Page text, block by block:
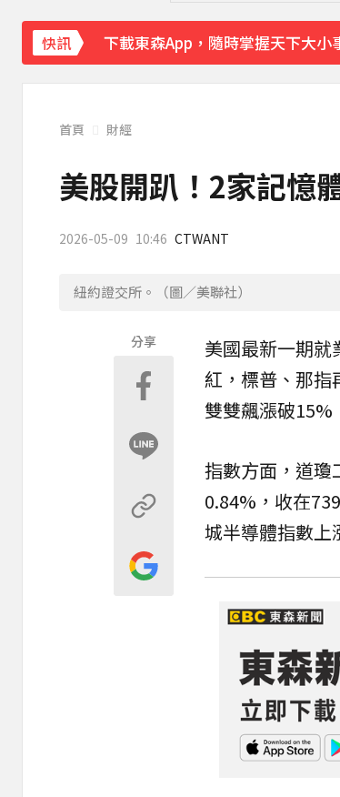
快訊
下載東森App，隨時掌握天下大小
「兆基」前董事長涉侵占近7億 移
首頁 財經
美股開趴！2家記憶
2026-05-09 10:46 CTWANT
紐約證交所。（圖／美聯社）
分享
美國最新一期
紅，標普、那指
雙雙飆漲破15%
指數方面，道瓊
0.84%，收在
城半導體指數上